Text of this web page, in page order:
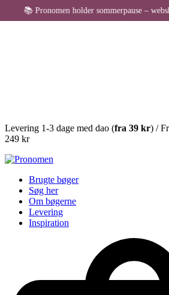
Levering 1-3 dage med dao (fra 39 kr) /
249 kr
Brugte bøger
Søg her
Om bøgerne
Levering
Inspiration
holder sommerpause –